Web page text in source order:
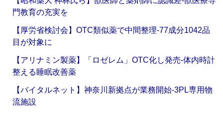
門教育の充実を
【厚労省検討会】OTC類似薬で中間整理‐77成分1042品
目が対象に
【アリナミン製薬】「ロゼレム」OTC化し発売‐体内時計
整える睡眠改善薬
【バイタルネット】神奈川新拠点が業務開始‐3PL専用物
流施設